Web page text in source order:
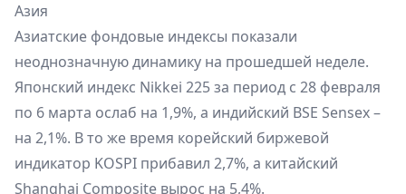
Азия
Азиатские фондовые индексы показали
неоднозначную динамику на прошедшей неделе.
Японский индекс Nikkei 225 за период с 28 февраля
по 6 марта ослаб на 1,9%, а индийский BSE Sensex –
на 2,1%. В то же время корейский биржевой
индикатор KOSPI прибавил 2,7%, а китайский
Shanghai Composite вырос на 5,4%.